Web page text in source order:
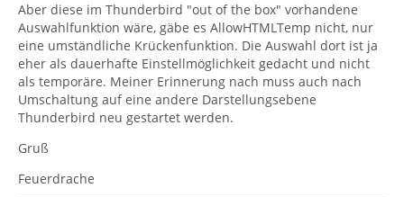
Aber diese im Thunderbird "out of the box" vorhandene
Auswahlfunktion wäre, gäbe es AllowHTMLTemp nicht, nur
eine umständliche Krückenfunktion. Die Auswahl dort ist ja
eher als dauerhafte Einstellmöglichkeit gedacht und nicht
als temporäre. Meiner Erinnerung nach muss auch nach
Umschaltung auf eine andere Darstellungsebene
Thunderbird neu gestartet werden.
Gruß
Feuerdrache